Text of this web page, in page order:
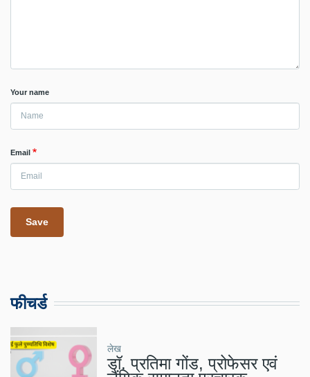
Your name
Email
फीचर्ड
लेख
डॉ. प्रतिमा गोंड, प्रोफेसर एवं